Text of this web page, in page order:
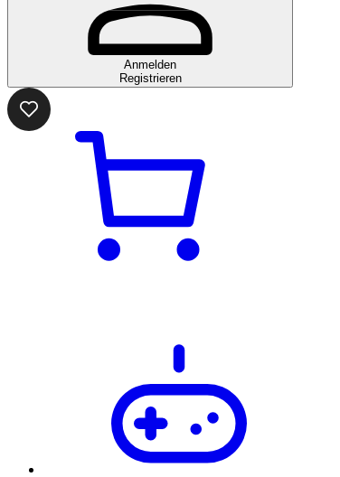
Anmelden
Registrieren